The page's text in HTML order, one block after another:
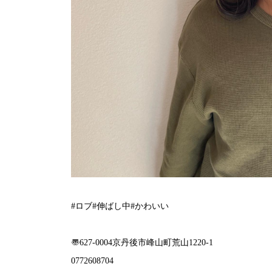
#ロブ#伸ばし中#かわいい
〠627-0004京丹後市峰山町荒山1220-1︎
0772608704